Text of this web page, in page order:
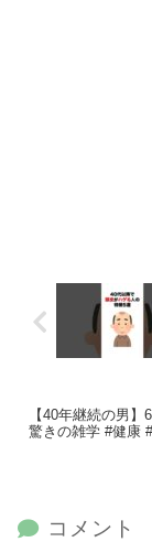
【40年継続の男
驚きの雑学 #健康
コメント